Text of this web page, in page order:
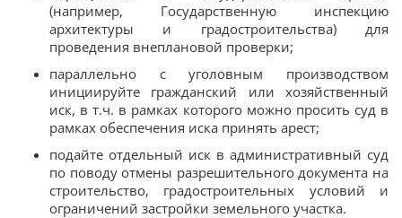
(например, Государственную инспекцию
архитектуры и градостроительства) для
проведения внеплановой проверки;
параллельно с уголовным производством
инициируйте гражданский или хозяйственный
иск, в т.ч. в рамках которого можно просить суд в
рамках обеспечения иска принять арест;
подайте отдельный иск в административный суд
по поводу отмены разрешительного документа на
строительство, градостроительных условий и
ограничений застройки земельного участка.